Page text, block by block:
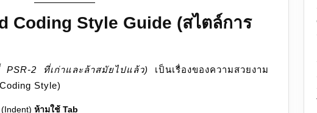
Coding Style Guide (สไตล์การ
2 ที่เก่าและล้าสมัยไปแล้ว)
เป็นเรื่องของความสวยงาม
Style)
ห้ามใช้ Tab